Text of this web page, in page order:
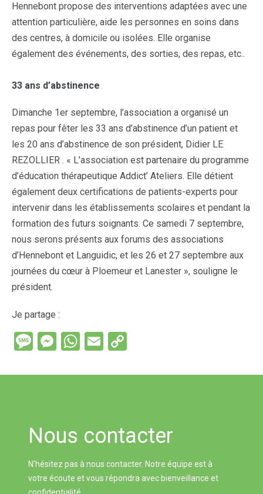
Hennebont propose des interventions adaptées avec une
attention particulière, aide les personnes en soins dans
des centres, à domicile ou isolées. Elle organise
également des événements, des sorties, des repas, etc..
33 ans d’abstinence
Dimanche 1er septembre, l’association a organisé un
repas pour fêter les 33 ans d’abstinence d’un patient et
les 20 ans d’abstinence de son président, Didier LE
REZOLLIER . « L’association est partenaire du programme
d’éducation thérapeutique Addict’ Ateliers. Elle détient
également deux certifications de patients-experts pour
intervenir dans les établissements scolaires et pendant la
formation des futurs soignants. Ce samedi 7 septembre,
nous serons présents aux forums des associations
d’Hennebont et Languidic, et les 26 et 27 septembre aux
journées du cœur à Ploemeur et Lanester », souligne le
président.
Je partage :
M
s
e
M
se
er
W
at
p
E
ail py
k
Nous contacter
N’hésitez pas à nous contacter. Notre équipe est à
votre écoute et vous répondra avec bienveillance et